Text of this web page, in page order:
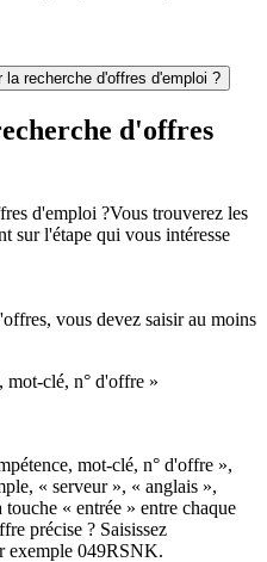
recherche d'offres d'emploi ?
d'offres
d'emploi ?Vous trouverez les
sur l'étape qui vous intéresse
vous devez saisir au moins
mot-clé, n° d'offre »
mot-clé, n° d'offre »,
« serveur », « anglais »,
« entrée » entre chaque
précise ? Saisissez
exemple 049RSNK.